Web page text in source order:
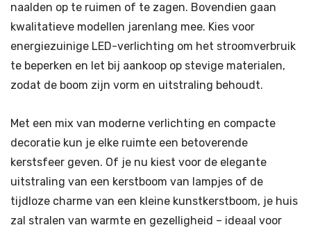
naalden op te ruimen of te zagen. Bovendien gaan
kwalitatieve modellen jarenlang mee. Kies voor
energiezuinige LED-verlichting om het stroomverbruik
te beperken en let bij aankoop op stevige materialen,
zodat de boom zijn vorm en uitstraling behoudt.
Met een mix van moderne verlichting en compacte
decoratie kun je elke ruimte een betoverende
kerstsfeer geven. Of je nu kiest voor de elegante
uitstraling van een kerstboom van lampjes of de
tijdloze charme van een kleine kunstkerstboom, je huis
zal stralen van warmte en gezelligheid – ideaal voor